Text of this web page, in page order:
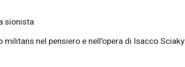
sionista
nel pensiero e nell’opera di Isacco Sciaky